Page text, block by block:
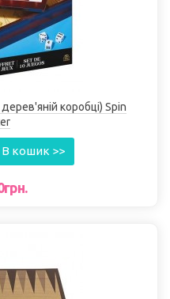
коробці) Spin
В кошик >>